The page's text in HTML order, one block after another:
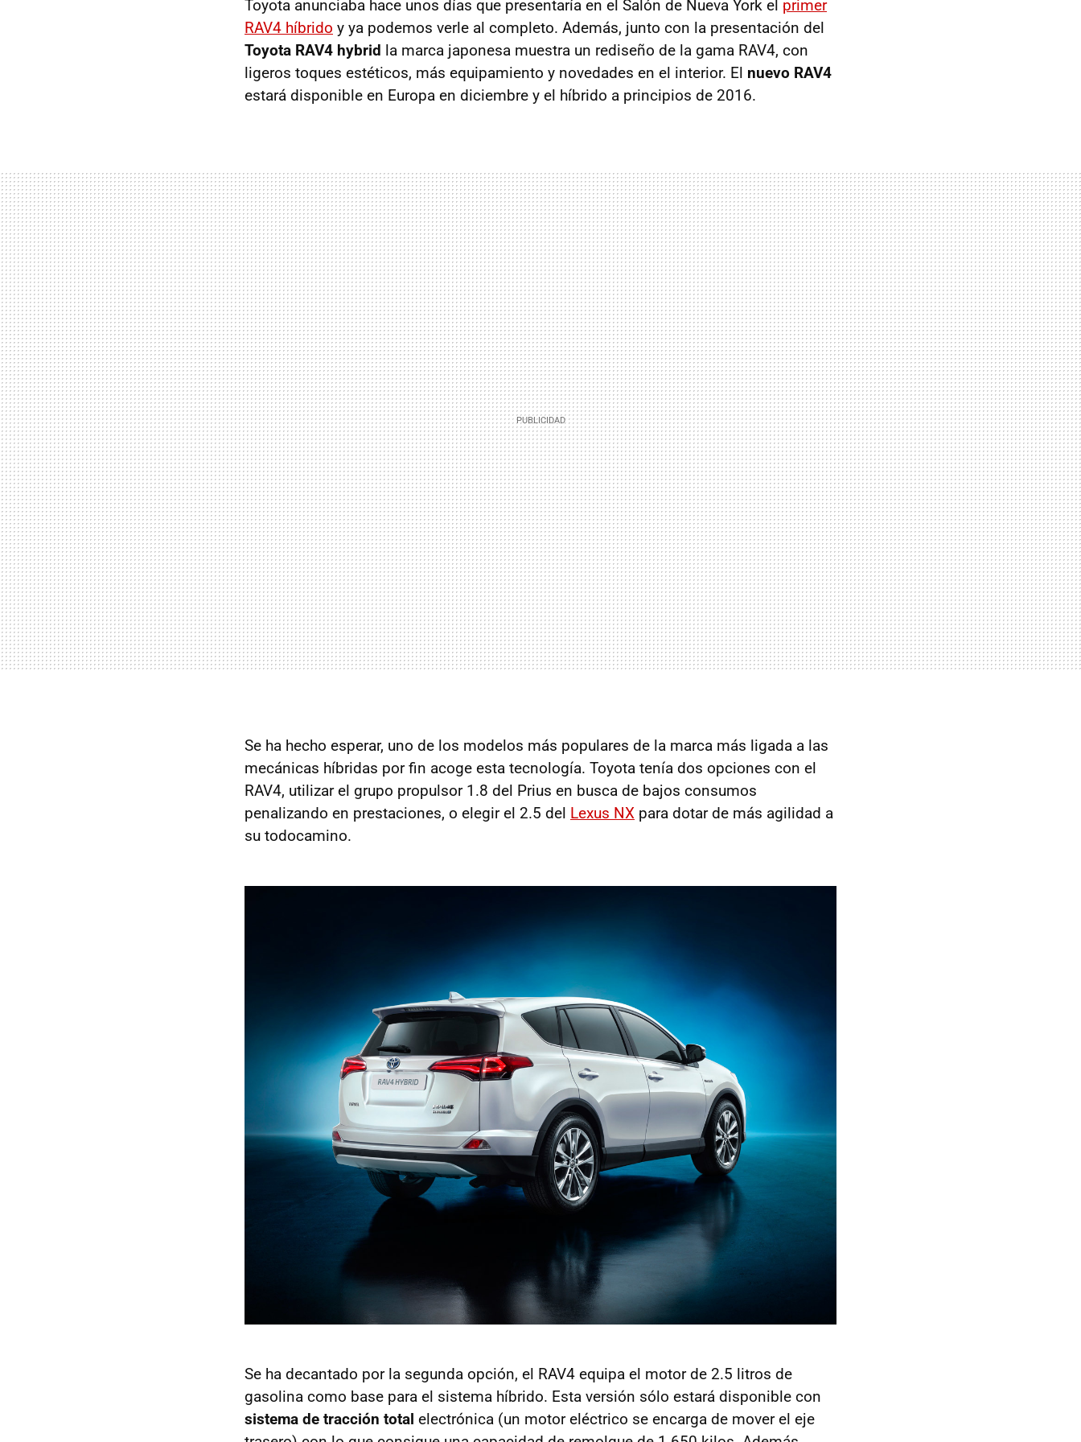
Toyota anunciaba hace unos días que presentaría en el Salón de Nueva York el primer
RAV4 híbrido y ya podemos verle al completo. Además, junto con la presentación del
Toyota RAV4 hybrid la marca japonesa muestra un rediseño de la gama RAV4, con
ligeros toques estéticos, más equipamiento y novedades en el interior. El nuevo RAV4
estará disponible en Europa en diciembre y el híbrido a principios de 2016.
Se ha hecho esperar, uno de los modelos más populares de la marca más ligada a las
mecánicas híbridas por fin acoge esta tecnología. Toyota tenía dos opciones con el
RAV4, utilizar el grupo propulsor 1.8 del Prius en busca de bajos consumos
penalizando en prestaciones, o elegir el 2.5 del Lexus NX para dotar de más agilidad a
su todocamino.
Se ha decantado por la segunda opción, el RAV4 equipa el motor de 2.5 litros de
gasolina como base para el sistema híbrido. Esta versión sólo estará disponible con
sistema de tracción total electrónica (un motor eléctrico se encarga de mover el eje